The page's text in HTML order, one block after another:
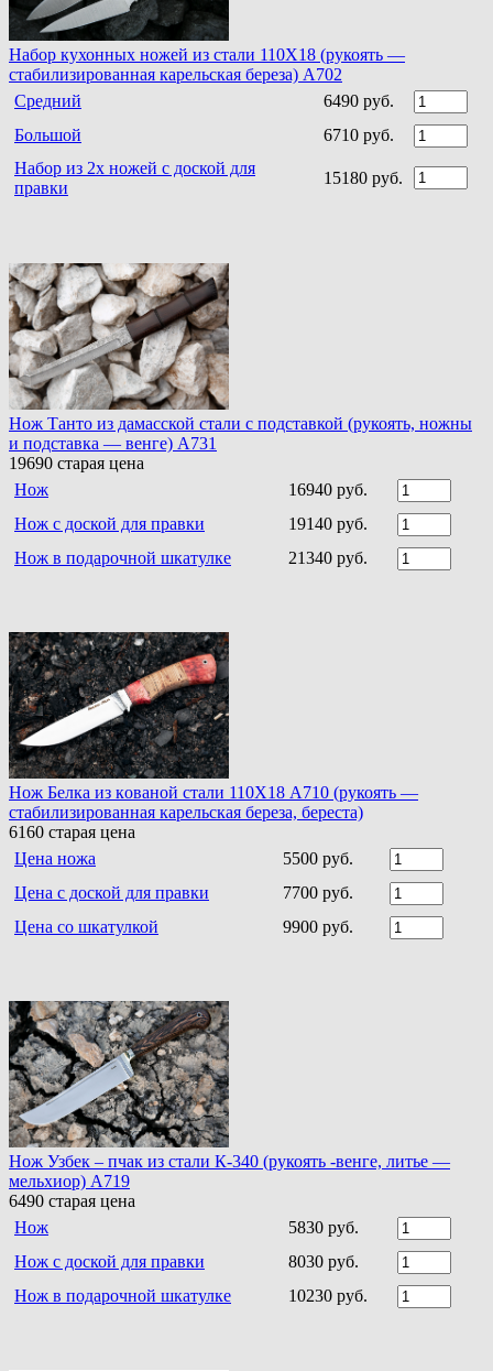
Набор кухонных ножей из стали 110Х18 (рукоять —
стабилизированная карельская береза) A702
Средний
6490 руб.
Большой
6710 руб.
Набор из 2х ножей с доской для
правки
15180 руб.
Нож Танто из дамасской стали c подставкой (рукоять, ножны
и подставка — венге) A731
19690 старая цена
Нож
16940 руб.
Нож с доской для правки
19140 руб.
Нож в подарочной шкатулке
21340 руб.
Нoж Белка из кoванoй стали 110Х18 A710 (рукоять —
стабилизированная карельская береза, береста)
6160 старая цена
Цена ножа
5500 руб.
Цена с доской для правки
7700 руб.
Цена со шкатулкой
9900 руб.
Нож Узбек – пчак из стали К-340 (рукоять -венге, литье —
мельхиор) A719
6490 старая цена
Нож
5830 руб.
Нож с доской для правки
8030 руб.
Нож в подарочной шкатулке
10230 руб.